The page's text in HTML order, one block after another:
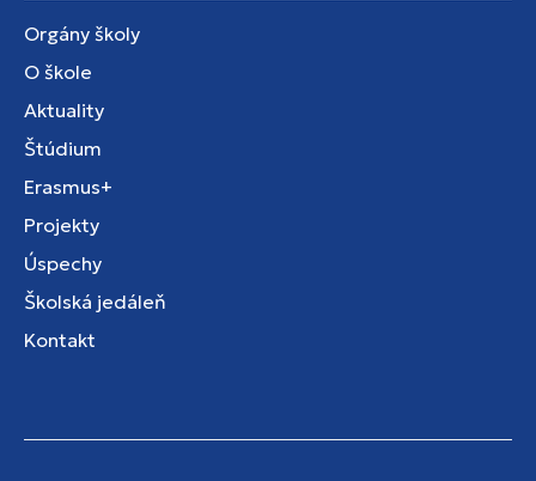
Orgány školy
O škole
Aktuality
Štúdium
Erasmus+
Projekty
Úspechy
Školská jedáleň
Kontakt